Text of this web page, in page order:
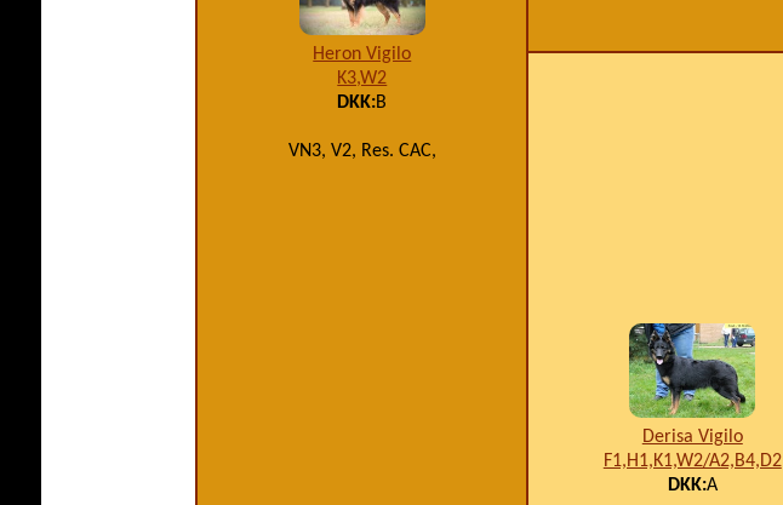
Heron Vigilo
K3,W2
DKK:B
VN3, V2, Res. CAC,
Derisa Vigilo
F1,H1,K1,W2/A2,B4,D2
DKK:A